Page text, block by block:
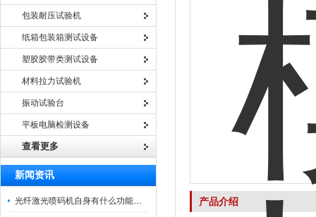
包装耐压试验机
纸箱包装箱测试设备
塑胶胶带类测试设备
材料拉力试验机
振动试验台
平板电脑检测设备
查看更多
新闻资讯
光纤激光喷码机自身有什么功能？不妨看看下文 产品介绍